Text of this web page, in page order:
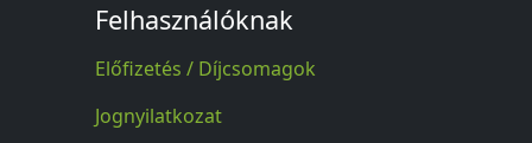
Felhasználóknak
Előfizetés / Díjcsomagok
Jognyilatkozat